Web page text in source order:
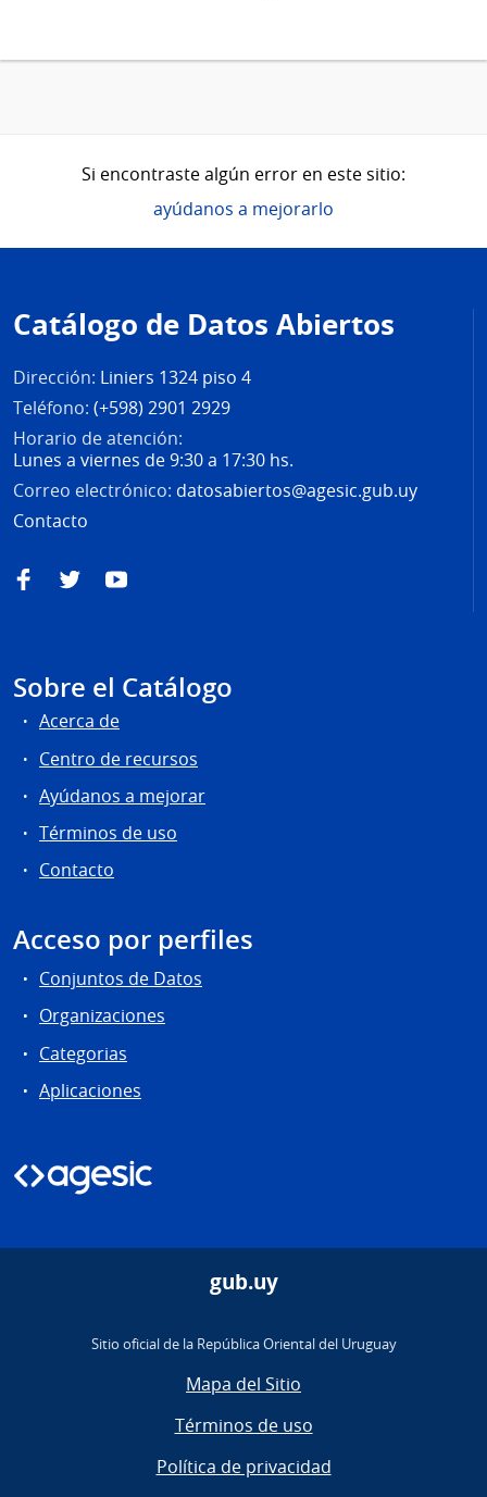
Si encontraste algún error en este sitio:
ayúdanos a mejorarlo
de
página
Catálogo de Datos Abiertos
Dirección: Liniers 1324 piso 4
Teléfono: (+598) 2901 2929
Horario de atención:
Lunes a viernes de 9:30 a 17:30 hs.
Correo electrónico: datosabiertos@agesic.gub.uy
Contacto
FacebookTwitterYouTube
Sobre el Catálogo
Acerca de
Centro de recursos
Ayúdanos a mejorar
Términos de uso
Contacto
Acceso por perfiles
Conjuntos de Datos
Organizaciones
Categorias
Aplicaciones
gub.uy
Sitio oficial de la República Oriental del Uruguay
Mapa del Sitio
Términos de uso
Política de privacidad